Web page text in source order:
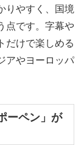
りやすく、国境
点です。字幕や
だけで楽しめる
アやヨーロッパ
ーペン」が